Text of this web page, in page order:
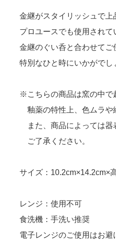
金継がスタイリッシュで上
プロユースでも使用されて
金継のぐい呑と合わせてご
特別なひと時にいかがでし
※こちらの商品は窯の中で
釉薬の特性上、色ムラや
また、商品によっては器
ご了承ください。
サイズ：10.2cm×14.2cm×
レンジ：使用不可
食洗機：手洗い推奨
電子レンジのご使用はお避